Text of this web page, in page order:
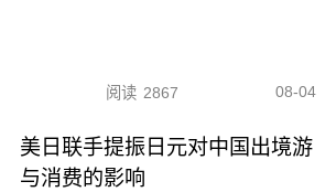
阅读 2867 08-04
美日联手提振日元对中国出境游
与消费的影响